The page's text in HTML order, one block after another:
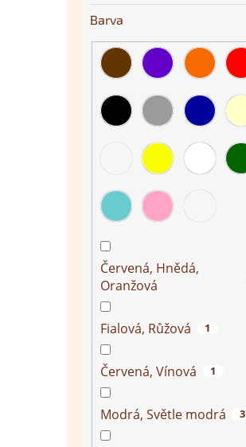
Barva
Červená, Hnědá,
Oranžová
Fialová, Růžová 1
Červená, Vínová 1
Modrá, Světle modrá 3